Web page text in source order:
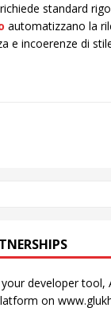
standard
automatizzano la
e incoerenze di
developer tool,
on